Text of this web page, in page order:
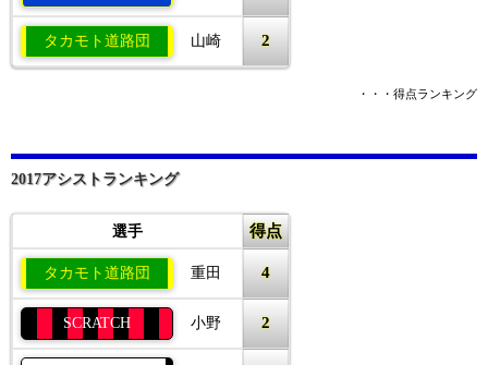
タカモト道路団 山崎 2
・・・得点ランキング
2017アシストランキング
選手 得点
タカモト道路団 重田 4
SCRATCH 小野 2